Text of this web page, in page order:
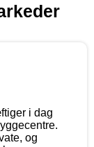
i dag
og